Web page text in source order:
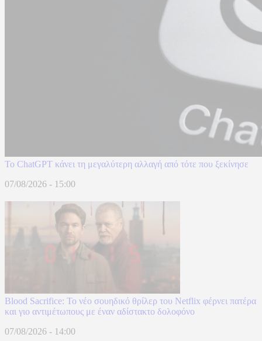
Το ChatGPT κάνει τη μεγαλύτερη αλλαγή από τότε που ξεκίνησε
07/08/2026 - 15:00
Blood Sacrifice: Το νέο σουηδικό θρίλερ του Netflix φέρνει πατέρα
και γιο αντιμέτωπους με έναν αδίστακτο δολοφόνο
07/08/2026 - 14:00